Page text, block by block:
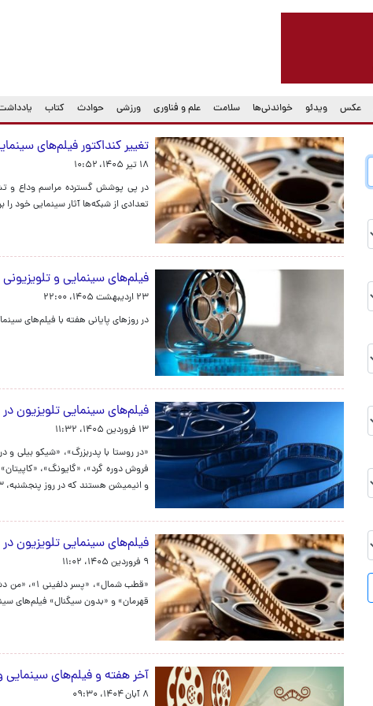
عکس ویدئو خواندنی‌ها سلامت علم و فناوری ورزشی حوادث کتاب
تغییر کنداکتور فیلم‌های
۱۸ تیر ۱۴۰۵، ۱۰:۵۲
در پی پوشش گسترده مراسم وداع و
تعدادی از شبکه‌ها آثار سینمایی خود
فیلم‌های سینمایی و
۲۳ اردیبهشت ۱۴۰۵، ۲۲:۰۰
در روز‌های پایانی هفته با فیلم‌های
فیلم‌های سینمایی تلویزیون در ۱۳ فروردین ماه
۱۳ فروردین ۱۴۰۵، ۱۱:۳۲
«در روستا با پدربزرگ»، «شیکو بیلی و
فروش دوره گرد»، «گایونگ»،
و انیمیشن هستند که در روز پنجشنبه، ۱۳ فروردین ماه از شبکه‌های سیما روی آنتن می‌روند.
فیلم‌های سینمایی تلویزیون در ۹ فروردین ماه
۹ فروردین ۱۴۰۵، ۱۱:۰۲
«قطب
قهرمان» و «بدون سیگنال» فیلم‌های‌ سینمایی و تلویزیونی
آخر هفته و فیلم‌های سینمایی
۸ آبان ۱۴۰۴، ۰۹:۳۰